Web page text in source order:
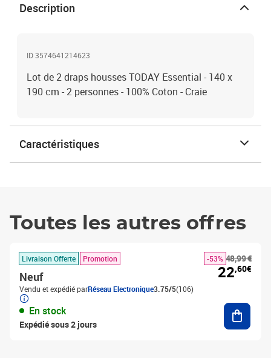
Description
ID 3574641214623
Lot de 2 draps housses TODAY Essential - 140 x
190 cm - 2 personnes - 100% Coton - Craie
Caractéristiques
Toutes les autres offres
Livraison Offerte Promotion
Neuf
Vendu et expédié parRéseau Electronique3.75/5(106)
En stock
Expédié sous 2 jours
48,99 €
-53%
22,60€